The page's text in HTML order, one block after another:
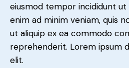
eiusmod tempor incididunt
enim ad minim veniam, quis
ut aliquip ex ea commodo
reprehenderit. Lorem ipsum
elit.